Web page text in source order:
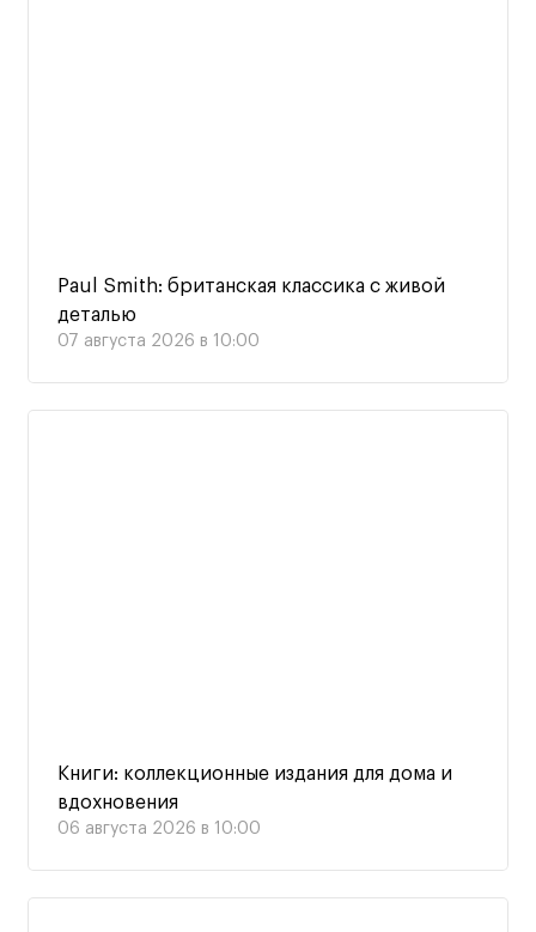
Paul Smith: британская классика с живой
деталью
07 августа 2026 в 10:00
Книги: коллекционные издания для дома и
вдохновения
06 августа 2026 в 10:00